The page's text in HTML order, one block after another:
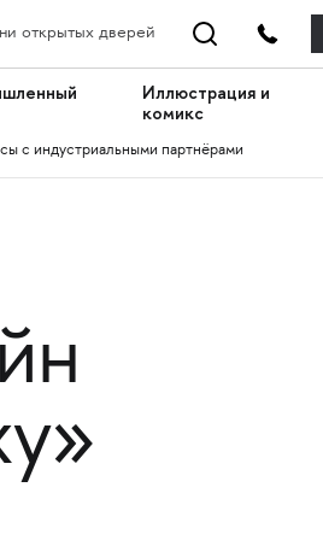
открытых дверей
Иллюстрация и
комикс
с индустриальными партнёрами